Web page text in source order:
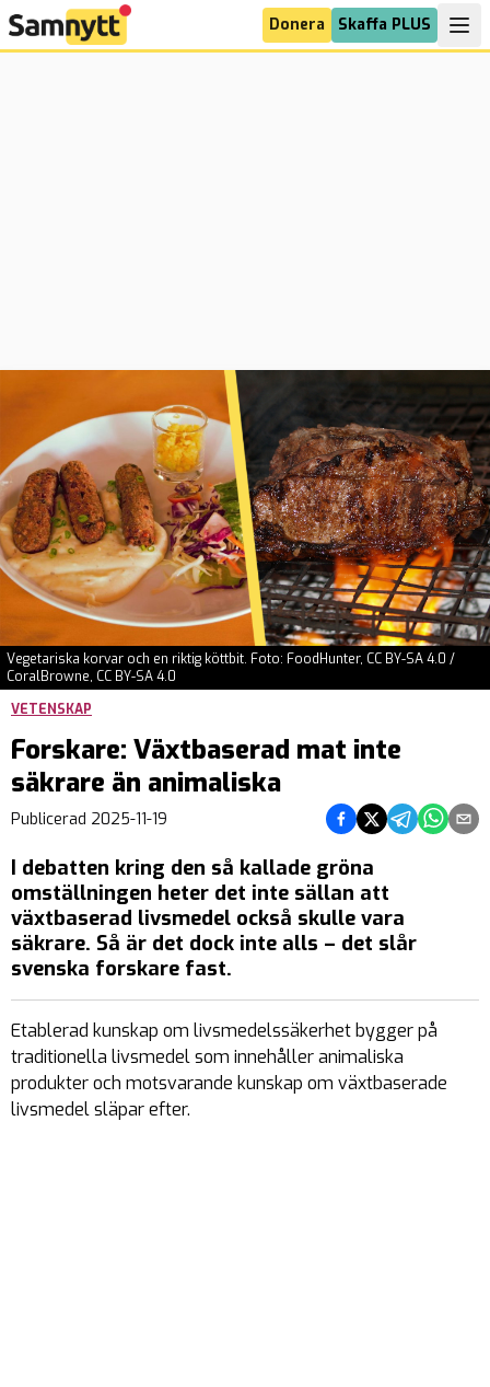
Donera Skaffa PLUS
Vegetariska korvar och en riktig köttbit. Foto: FoodHunter, CC BY-SA 4.0 /
CoralBrowne, CC BY-SA 4.0
VETENSKAP
Forskare: Växtbaserad mat inte
säkrare än animaliska
Publicerad 2025-11-19 Dela på Facebook
Dela på Twitter
Dela på
Dela
I debatten kring den så kallade gröna
omställningen heter det inte sällan att
växtbaserad livsmedel också skulle vara
säkrare. Så är det dock inte alls – det slår
svenska forskare fast.
Etablerad kunskap om livsmedelssäkerhet bygger på
traditionella livsmedel som innehåller animaliska
produkter och motsvarande kunskap om växtbaserade
livsmedel släpar efter.